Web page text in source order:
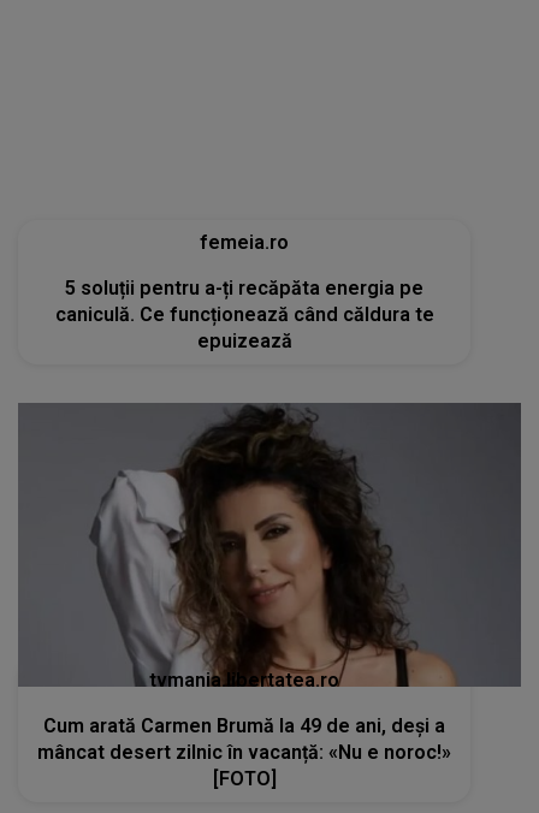
tvmania.libertatea.ro
Cum arată Carmen Brumă la 49 de ani, deși a
mâncat desert zilnic în vacanță: «Nu e noroc!»
[FOTO]